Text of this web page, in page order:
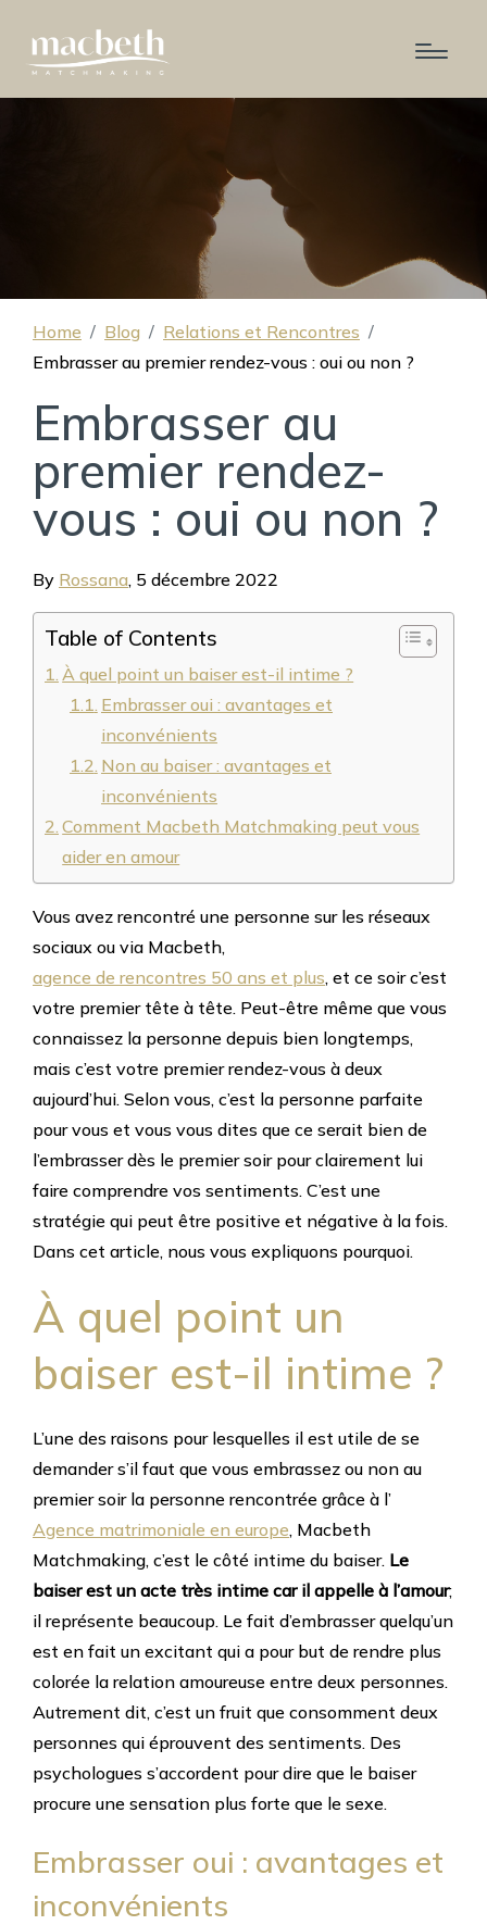
Home Blog
Relations et Rencontres
Embrasser au premier rendez-vous : oui ou non ?
Embrasser au
premier rendez-
vous : oui ou non ?
By Rossana, 5 décembre 2022
Table of Contents
À quel point un baiser est-il intime ?
Embrasser oui : avantages et
inconvénients
Non au baiser : avantages et
inconvénients
Comment Macbeth Matchmaking peut vous
aider en amour
Vous avez rencontré une personne sur les réseaux
sociaux ou via Macbeth,
agence de rencontres 50 ans et plus, et ce soir c’est
votre premier tête à tête. Peut-être même que vous
connaissez la personne depuis bien longtemps,
mais c’est votre premier rendez-vous à deux
aujourd’hui. Selon vous, c’est la personne parfaite
pour vous et vous vous dites que ce serait bien de
l’embrasser dès le premier soir pour clairement lui
faire comprendre vos sentiments. C’est une
stratégie qui peut être positive et négative à la fois.
Dans cet article, nous vous expliquons pourquoi.
À quel point un
baiser est-il intime ?
L’une des raisons pour lesquelles il est utile de se
demander s’il faut que vous embrassez ou non au
premier soir la personne rencontrée grâce à l’
Agence matrimoniale en europe, Macbeth
Matchmaking, c’est le côté intime du baiser. Le
baiser est un acte très intime car il appelle à l’amour;
il représente beaucoup. Le fait d’embrasser quelqu’un
est en fait un excitant qui a pour but de rendre plus
colorée la relation amoureuse entre deux personnes.
Autrement dit, c’est un fruit que consomment deux
personnes qui éprouvent des sentiments. Des
psychologues s’accordent pour dire que le baiser
procure une sensation plus forte que le sexe.
Embrasser oui : avantages et
inconvénients